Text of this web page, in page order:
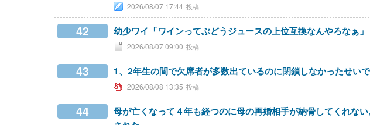
2026/08/07 17:44
42 幼少ワイ「ワインってぶどうジュースの上位互換なんやろなぁ」
2026/08/07 09:00
43 1、2年生の間で欠席者が多数出ているのに閉鎖しなかったせい
2026/08/08 13:35
44
母が亡くなって４年も経つのに母の再婚相手が納骨してくれな